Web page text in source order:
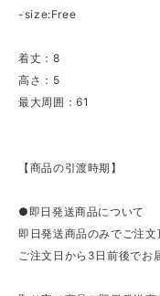
-size:Free
着丈：8
高さ：5
最大周囲：61
【商品の引渡時期】
●即日発送商品について
即日発送商品のみでご注文
ご注文日から3日前後でお